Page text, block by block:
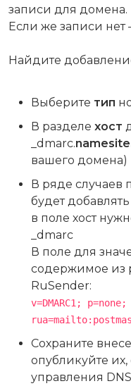
записи для домена.
Если же записи
Найдите
Выберите тип
В разделе хост
_dmarc.
вашего домена)
В ряде случаев
будет
в поле хост
_dmarc
В поле для
содержимое из
RuSender:
v=DMARC1; p=none;
Сохраните
опубликуйте
управления